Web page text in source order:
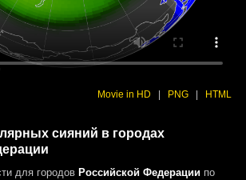
Movie in HD PNG HTML
сияний в городах
для городов Российской Федерации по